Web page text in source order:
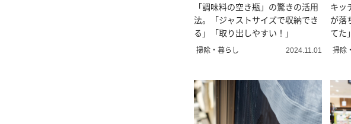
「調味料の空き瓶」の驚きの活用
法。「ジャストサイズで収納でき
る」「取り出しやすい！」
掃除・暮らし 2024.11.01
キッ
が落
てた
掃除